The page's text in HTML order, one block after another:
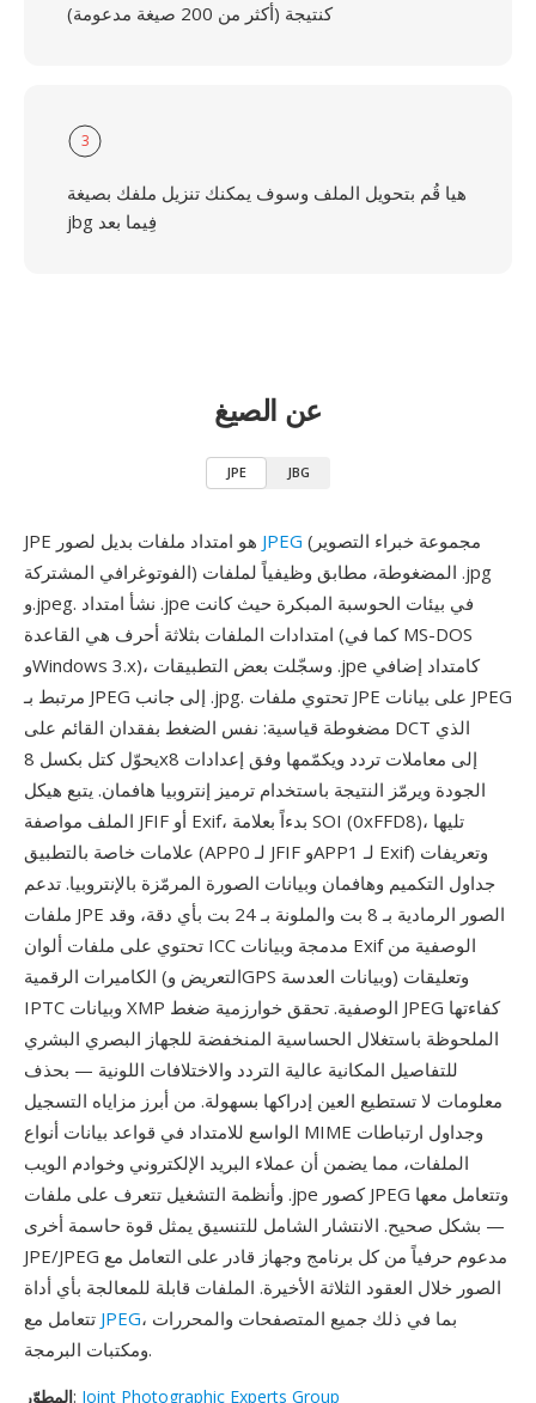
كنتيجة (أكثر من 200 صيغة مدعومة)
3
هيا قُم بتحويل الملف وسوف يمكنك تنزيل ملفك بصيغة
jbg فِيما بعد
عن الصيغ
JPE JBG
JPEG (مجموعة خبراء التصوير
الفوتوغرافي المشتركة) المضغوطة، مطابق وظيفياً لملفات .jpg
و.jpeg. نشأ امتداد .jpe في بيئات الحوسبة المبكرة حيث كانت
امتدادات الملفات بثلاثة أحرف هي القاعدة (كما في MS-DOS
وWindows 3.x)، وسجّلت بعض التطبيقات .jpe كامتداد إضافي
مرتبط بـ JPEG إلى جانب .jpg. تحتوي ملفات JPE على بيانات JPEG
مضغوطة قياسية: نفس الضغط بفقدان القائم على DCT الذي
يحوّل كتل بكسل 8x8 إلى معاملات تردد ويكمّمها وفق إعدادات
الجودة ويرمّز النتيجة باستخدام ترميز إنتروبيا هافمان. يتبع هيكل
الملف مواصفة JFIF أو Exif، بدءاً بعلامة SOI (0xFFD8)، تليها
علامات خاصة بالتطبيق (APP0 لـ JFIF وAPP1 لـ Exif) وتعريفات
جداول التكميم وهافمان وبيانات الصورة المرمّزة بالإنتروبيا. تدعم
ملفات JPE الصور الرمادية بـ 8 بت والملونة بـ 24 بت بأي دقة، وقد
تحتوي على ملفات ألوان ICC مدمجة وبيانات Exif الوصفية من
الكاميرات الرقمية (التعريض وGPS وبيانات العدسة) وتعليقات
IPTC وبيانات XMP الوصفية. تحقق خوارزمية ضغط JPEG كفاءتها
الملحوظة باستغلال الحساسية المنخفضة للجهاز البصري البشري
للتفاصيل المكانية عالية التردد والاختلافات اللونية — بحذف
معلومات لا تستطيع العين إدراكها بسهولة. من أبرز مزاياه التسجيل
الواسع للامتداد في قواعد بيانات أنواع MIME وجداول ارتباطات
الملفات، مما يضمن أن عملاء البريد الإلكتروني وخوادم الويب
وأنظمة التشغيل تتعرف على ملفات .jpe كصور JPEG وتتعامل معها
بشكل صحيح. الانتشار الشامل للتنسيق يمثل قوة حاسمة أخرى —
JPE/JPEG مدعوم حرفياً من كل برنامج وجهاز قادر على التعامل مع
الصور خلال العقود الثلاثة الأخيرة. الملفات قابلة للمعالجة بأي أداة
JPEG، بما في ذلك جميع المتصفحات والمحررات
ومكتبات البرمجة.
المطوّر: Joint Photographic Experts Group